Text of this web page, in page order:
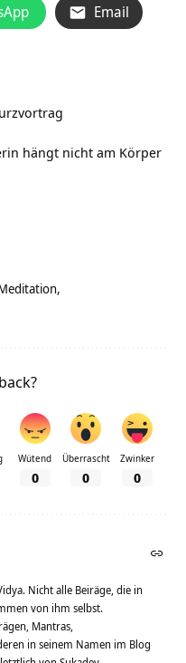
Email
hängt nicht am Körper
Wütend
0
Überrascht
0
Zwinker
0
Nicht alle Beiräge, die in
von ihm selbst.
Mantras,
in seinem Namen im Blog